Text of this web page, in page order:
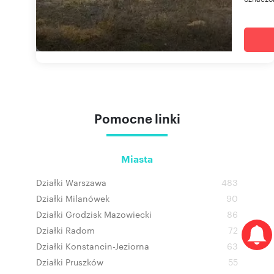
Pomocne linki
Miasta
Działki Warszawa
483
Działki Milanówek
90
Działki Grodzisk Mazowiecki
86
Działki Radom
72
Działki Konstancin-Jeziorna
63
Działki Pruszków
55